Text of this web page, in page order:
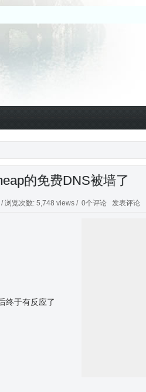
的免费DNS被墙了
/ 浏览次数: 5,748 views / 0个评论 发表评论
终于有反应了